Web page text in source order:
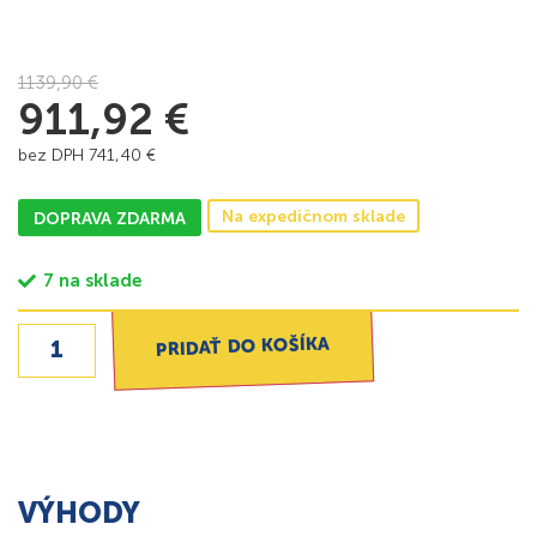
1139,90€
911,92 €
bez DPH 741,40 €
DOPRAVA ZDARMA Na expedičnom sklade
7 na sklade
PRIDAŤ DO KOŠÍKA
VÝHODY